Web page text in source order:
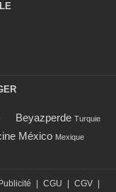
Beyazperde Turquie
México Mexique
Publicité CGU CGV